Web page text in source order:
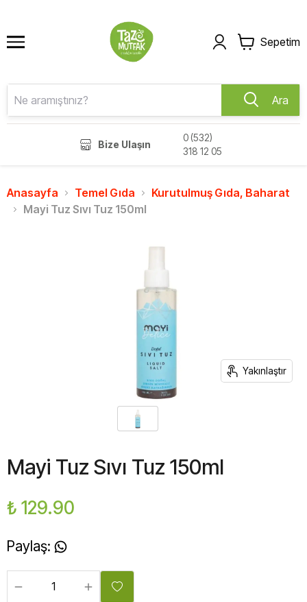
Sepetim
Ara
Bize Ulaşın
0 (532)
318 12 05
Anasayfa Temel Gıda
Kurutulmuş Gıda, Baharat
Mayi Tuz Sıvı Tuz 150ml
Yakınlaştır
Mayi Tuz Sıvı Tuz 150ml
₺ 129.90
Paylaş: